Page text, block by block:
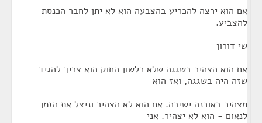
אם הוא ירצה להכריע בהצבעה הוא לא יתן לחבר הכנסת
להצביע.
שי דורון
אם הוא הצהיר בשגגה שלא כלשון החוק הוא צריך להגיד
שזה היה בשגגה, ואז הוא
מצהיר באורנה ישיבה. אם הוא לא הצהיר וניצל את הזמן
לנאום - הוא לא יצהיר. אני